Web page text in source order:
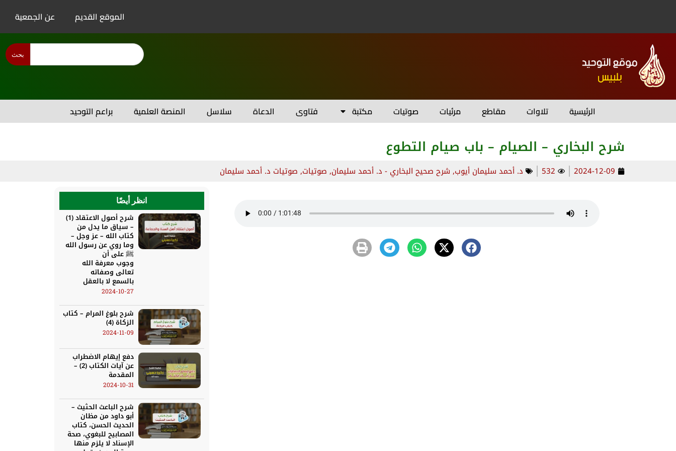
الموقع القديم عن الجمعية
بحث
الرئيسية تلاوات مقاطع مرئيات صوتيات مكتبة فتاوى الدعاة سلاسل المنصة العلمية براعم التوحيد
شرح البخاري – الصيام – باب صيام التطوع
2024-12-09
532 د. أحمد سليمان أيوب, شرح صحيح البخاري - د. أحمد سليمان, صوتيات, صوتيات د. أحمد سليمان
انظر أيضًا
شرح أصول الاعتقاد (1)
– سياق ما يدل من
كتاب الله – عز وجل –
وما روي عن رسول الله
ﷺ على أن
وجوب معرفة الله
تعالى وصفاته
بالسمع لا بالعقل
2024-10-27
شرح بلوغ المرام – كتاب
الزكاة (4)
2024-11-09
دفع إيهام الاضطراب
عن آيات الكتاب (2) –
المقدمة
2024-10-31
شرح الباعث الحثيث –
أبو داود من مظان
الحديث الحسن، كتاب
المصابيح للبغوي، صحة
الإسناد لا يلزم منها